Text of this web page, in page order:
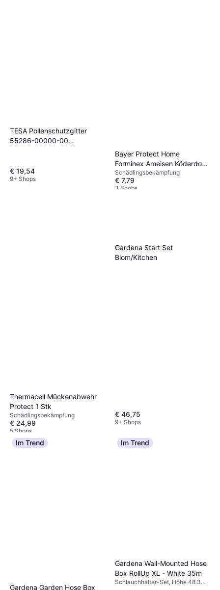
Oder 3 Zahlungen von € 49,66
3 Shops
TESA Pollenschutzgitter
55286-00000-00
€ 19,54
9+ Shops
Bayer Protect Home
Forminex Ameisen Köderdose
2 St.
Schädlingsbekämpfung
€ 7,79
3 Shops
Thermacell Mückenabwehr
Protect 1 Stk
Schädlingsbekämpfung
€ 24,99
5 Shops
Gardena Start Set
Blom/Kitchen
€ 46,75
9+ Shops
Im Trend
Gardena Garden Hose Box
Im Trend
Gardena Wall-Mounted Hose
Box RollUp XL - White 35m
Schlauchhalter-Set, Höhe 48.3